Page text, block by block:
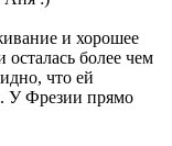
и хорошее
осталась более чем
что ей
У Фрезии прямо